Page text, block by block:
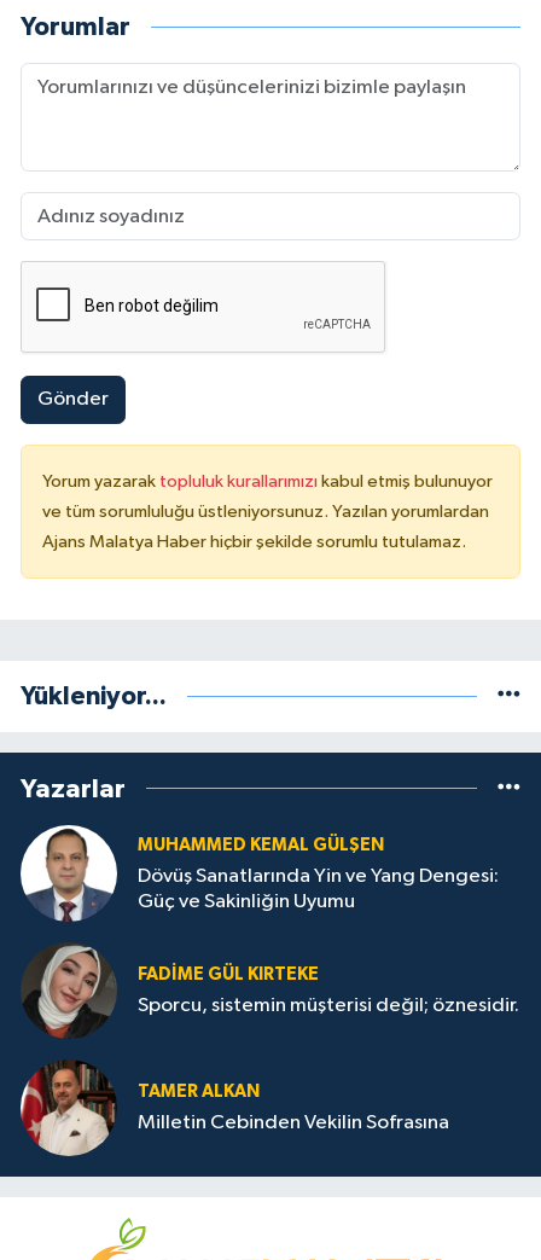
Yorumlar
Gönder
Yorum yazarak topluluk kurallarımızı kabul etmiş bulunuyor
ve tüm sorumluluğu üstleniyorsunuz. Yazılan yorumlardan
Ajans Malatya Haber hiçbir şekilde sorumlu tutulamaz.
Yükleniyor...
Yazarlar
MUHAMMED KEMAL GÜLŞEN
Dövüş Sanatlarında Yin ve Yang Dengesi:
Güç ve Sakinliğin Uyumu
FADIME GÜL KIRTEKE
Sporcu, sistemin müşterisi değil; öznesidir.
TAMER ALKAN
Milletin Cebinden Vekilin Sofrasına